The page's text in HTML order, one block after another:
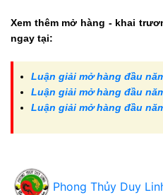
Xem thêm mở hàng - khai
ngay tại:
Luận giải mở hàng đầu
Luận giải mở hàng đầu
Luận giải mở hàng đầu
Phong Thủy Duy